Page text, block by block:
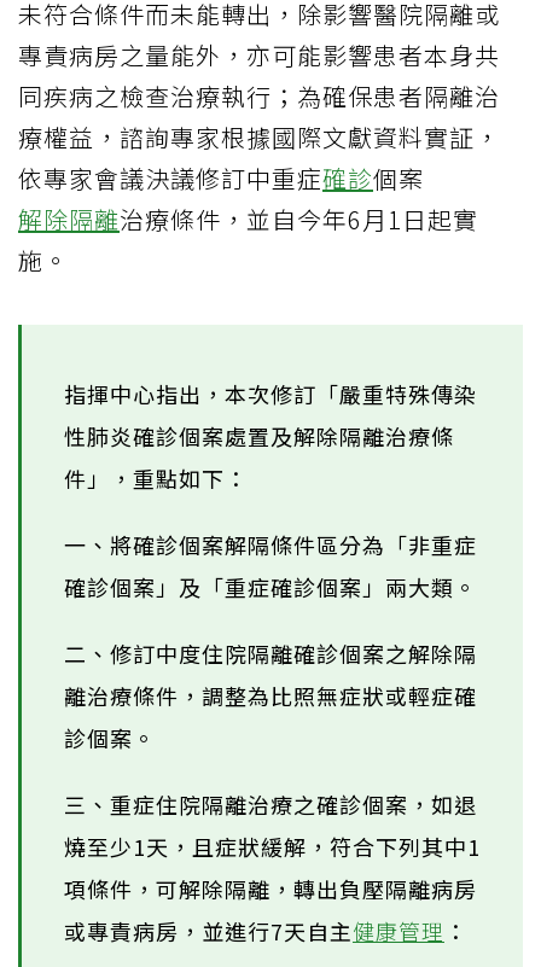
未符合條件而未能轉出，除影響醫院隔離或
專責病房之量能外，亦可能影響患者本身共
同疾病之檢查治療執行；為確保患者隔離治
療權益，諮詢專家根據國際文獻資料實証，
依專家會議決議修訂中重症確診個案
解除隔離治療條件，並自今年6月1日起實
施。
指揮中心指出，本次修訂「嚴重特殊傳染
性肺炎確診個案處置及解除隔離治療條
件」，重點如下：
一、將確診個案解隔條件區分為「非重症
確診個案」及「重症確診個案」兩大類。
二、修訂中度住院隔離確診個案之解除隔
離治療條件，調整為比照無症狀或輕症確
診個案。
三、重症住院隔離治療之確診個案，如退
燒至少1天，且症狀緩解，符合下列其中1
項條件，可解除隔離，轉出負壓隔離病房
或專責病房，並進行7天自主健康管理 ：